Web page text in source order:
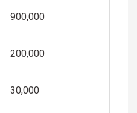
900,000
200,000
30,000